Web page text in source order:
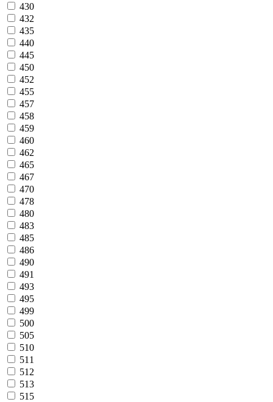
430
432
435
440
445
450
452
455
457
458
459
460
462
465
467
470
478
480
483
485
486
490
491
493
495
499
500
505
510
511
512
513
515